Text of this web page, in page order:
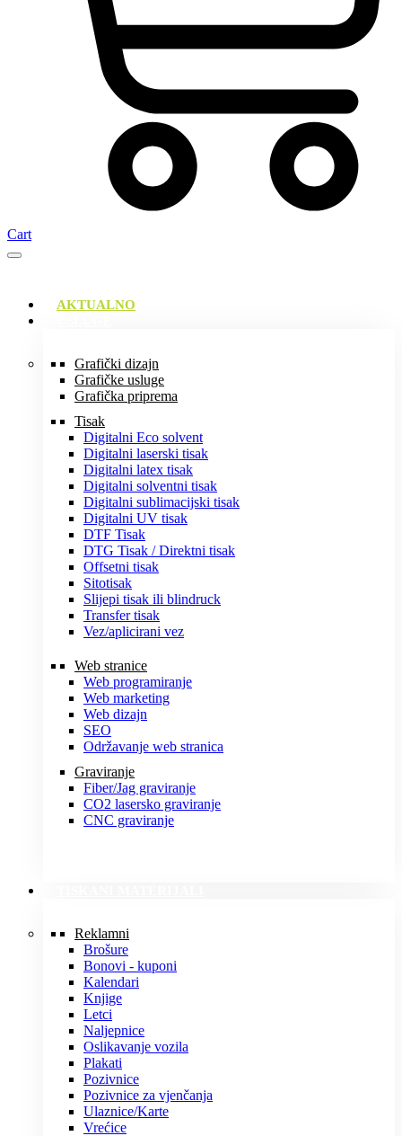
Cart
AKTUALNO
Grafički dizajn
Grafičke usluge
Grafička priprema
Tisak
Digitalni Eco solvent
Digitalni laserski tisak
Digitalni latex tisak
Digitalni solventni tisak
Digitalni sublimacijski tisak
Digitalni UV tisak
DTF Tisak
DTG Tisak / Direktni tisak
Offsetni tisak
Sitotisak
Slijepi tisak ili blindruck
Transfer tisak
Vez/aplicirani vez
Web stranice
Web programiranje
Web marketing
Web dizajn
SEO
Održavanje web stranica
Graviranje
Fiber/Jag graviranje
CO2 lasersko graviranje
CNC graviranje
Reklamni
Brošure
Bonovi - kuponi
Kalendari
Knjige
Letci
Naljepnice
Oslikavanje vozila
Plakati
Pozivnice
Pozivnice za vjenčanja
Ulaznice/Karte
Vrećice